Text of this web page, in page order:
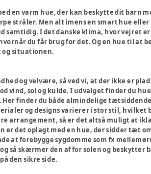
en varm hue, der kan beskytte dit barn
stråler. Men alt imens en smart hue
samtidig. I det danske klima, hvor vejret
du får brug for det. Og en hue til at
situationen.
og velvære, så ved vi, at der ikke er
vind, sol og kulde. I udvalget finder du
finder du både almindelige
og designs varierer i stor stil,
arrangement, så er det altså muligt at
er det oplagt med en hue, der sidder tæt
at forebygge sygdomme som fx
så skærmer den af for solen og beskytter
den sikre side.